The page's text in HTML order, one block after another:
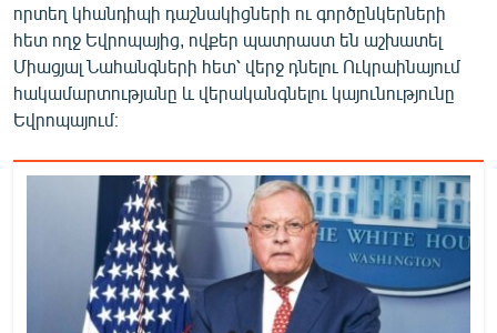
Русский
ՀԵՏԵՎԵՔ ՄԵԶ
«Ազատության» բոլոր կայքերը
որտեղ կհանդիպի դաշնակիցների ու գործընկերների
հետ ողջ Եվրոպայից, ովքեր պատրաստ են աշխատել
Միացյալ Նահանգների հետ՝ վերջ դնելու Ուկրաինայում
հակամարտությանը և վերականգնելու կայունությունը
Եվրոպայում։